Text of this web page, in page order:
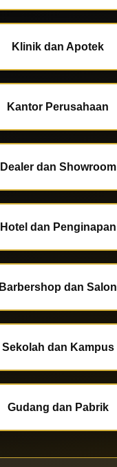
Klinik dan Apotek
Kantor Perusahaan
Dealer dan Showroom
Hotel dan Penginapan
Barbershop dan Salon
Sekolah dan Kampus
Gudang dan Pabrik